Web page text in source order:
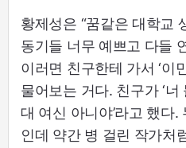
황제성은 “꿈같은 대학교
동기들 너무 예쁘고 다들
이러면 친구한테 가서 ‘이
물어보는 거다. 친구가 ‘
대 여신 아니야’라고 했다
인데 약간 병 걸린 작가처